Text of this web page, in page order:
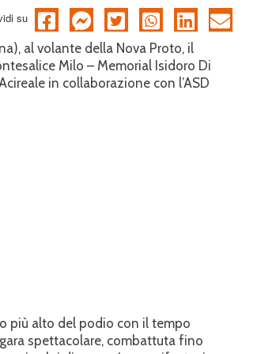
su
al volante della Nova Proto, il
Milo – Memorial Isidoro Di
in collaborazione con l’ASD
più alto del podio con il tempo
spettacolare, combattuta fino